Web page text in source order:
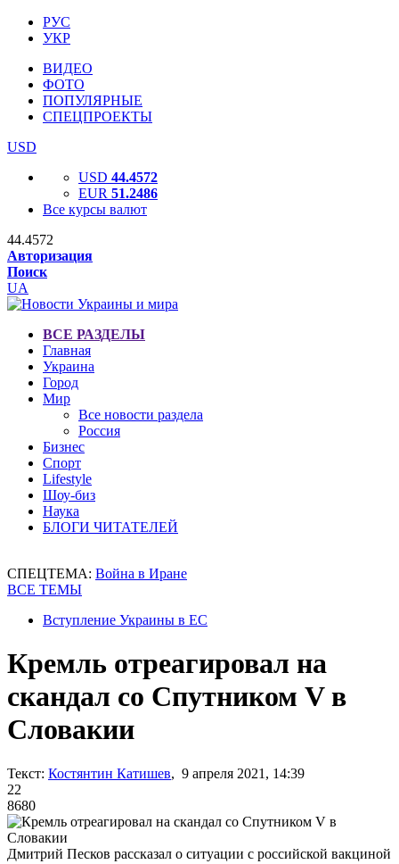
РУС
УКР
ВИДЕО
ФОТО
ПОПУЛЯРНЫЕ
СПЕЦПРОЕКТЫ
USD
USD 44.4572
EUR 51.2486
Все курсы валют
44.4572
Авторизация
Поиск
UA
ВСЕ РАЗДЕЛЫ
Главная
Украина
Город
Мир
Все новости раздела
Россия
Бизнес
Спорт
Lifestyle
Шоу-биз
Наука
БЛОГИ ЧИТАТЕЛЕЙ
СПЕЦТЕМА: Война в Иране
ВСЕ ТЕМЫ
Вступление Украины в ЕС
Кремль отреагировал на
скандал со Спутником V в
Словакии
Текст: Костянтин Катишев, 9 апреля 2021, 14:39
22
8680
Дмитрий Песков рассказал о ситуации с российской вакциной